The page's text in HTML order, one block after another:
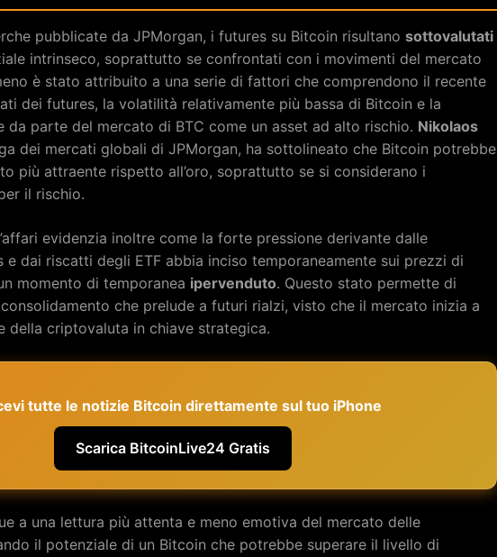
pubblicate da JPMorgan, i futures su Bitcoin risultano sottovalutati
intrinseco, soprattutto se confrontati con i movimenti del mercato
è stato attribuito a una serie di fattori che comprendono il recente
dei futures, la volatilità relativamente più bassa di Bitcoin e la
da parte del mercato di BTC come un asset ad alto rischio. Nikolaos
dei mercati globali di JPMorgan, ha sottolineato che Bitcoin potrebbe
più attraente rispetto all’oro, soprattutto se si considerano i
il rischio.
evidenzia inoltre come la forte pressione derivante dalle
e dai riscatti degli ETF abbia inciso temporaneamente sui prezzi di
momento di temporanea ipervenduto. Questo stato permette di
che prelude a futuri rialzi, visto che il mercato inizia a
della criptovaluta in chiave strategica.
tutte le notizie Bitcoin direttamente sul tuo iPhone
Scarica BitcoinLive24 Gratis
a una lettura più attenta e meno emotiva del mercato delle
il potenziale di un Bitcoin che potrebbe superare il livello di